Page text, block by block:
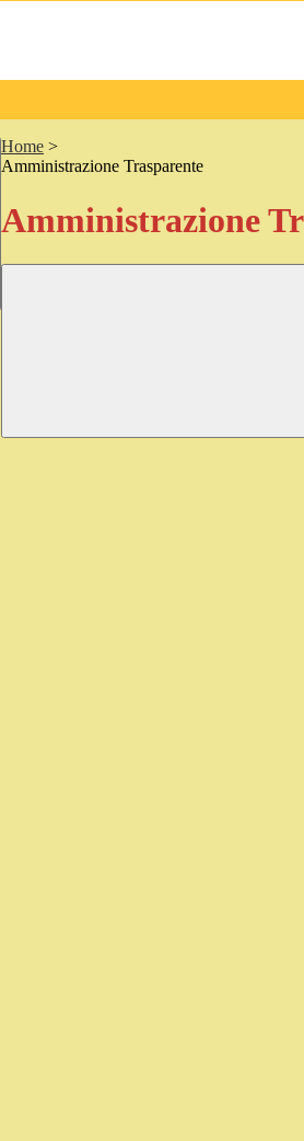
Home >
Amministrazione Trasparente
Amministrazione